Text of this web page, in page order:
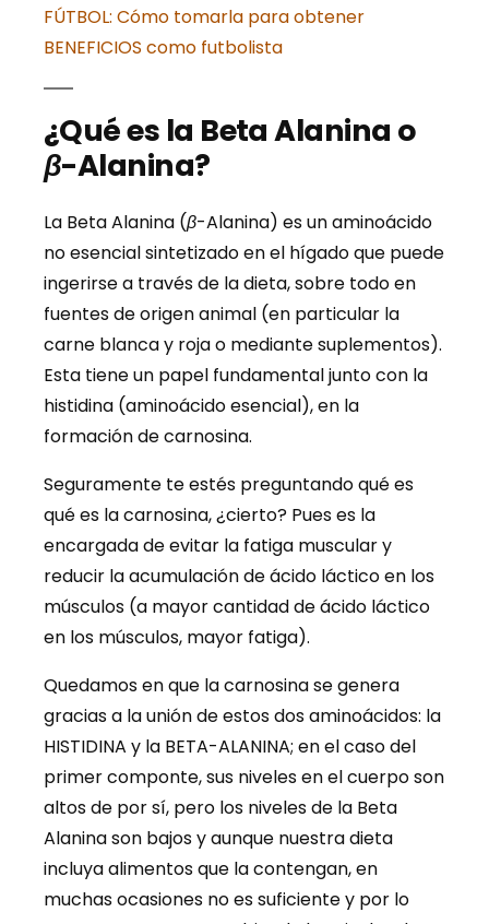
FÚTBOL: Cómo tomarla para obtener
BENEFICIOS como futbolista
¿Qué es la Beta Alanina o
β-Alanina?
La Beta Alanina (β-Alanina) es un aminoácido
no esencial sintetizado en el hígado que puede
ingerirse a través de la dieta, sobre todo en
fuentes de origen animal (en particular la
carne blanca y roja o mediante suplementos).
Esta tiene un papel fundamental junto con la
histidina (aminoácido esencial), en la
formación de carnosina.
Seguramente te estés preguntando qué es
qué es la carnosina, ¿cierto? Pues es la
encargada de evitar la fatiga muscular y
reducir la acumulación de ácido láctico en los
músculos (a mayor cantidad de ácido láctico
en los músculos, mayor fatiga).
Quedamos en que la carnosina se genera
gracias a la unión de estos dos aminoácidos: la
HISTIDINA y la BETA-ALANINA; en el caso del
primer componte, sus niveles en el cuerpo son
altos de por sí, pero los niveles de la Beta
Alanina son bajos y aunque nuestra dieta
incluya alimentos que la contengan, en
muchas ocasiones no es suficiente y por lo